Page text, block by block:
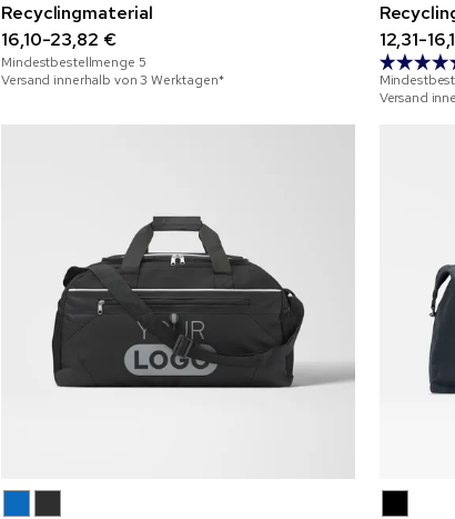
Recyclingmaterial
16,10-23,82 €
Mindestbestellmenge 5
Versand innerhalb von 3 Werktagen*
12,31-
Versand